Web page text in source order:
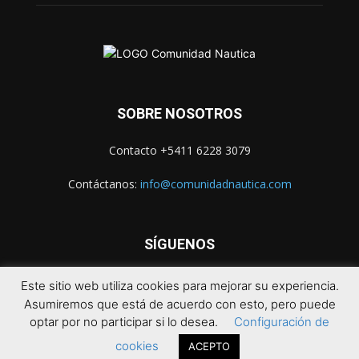
SOBRE NOSOTROS
Contacto +5411 6228 3079
Contáctanos: info@comunidadnautica.com
SÍGUENOS
© 2021 Comunidad Náutica. Todos los derechos reservados.
Este sitio web utiliza cookies para mejorar su experiencia.
Asumiremos que está de acuerdo con esto, pero puede
optar por no participar si lo desea.
Configuración de
cookies
ACEPTO